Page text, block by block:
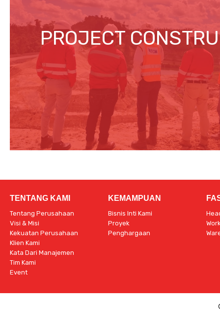
PROJECT
TENTANG KAMI
Tentang Perusahaan
Visi & Misi
Kekuatan Perusahaan
Klien Kami
Kata Dari Manajemen
Tim Kami
Event
KEMAMPUAN
Bisnis Inti Kami
Proyek
Penghargaan